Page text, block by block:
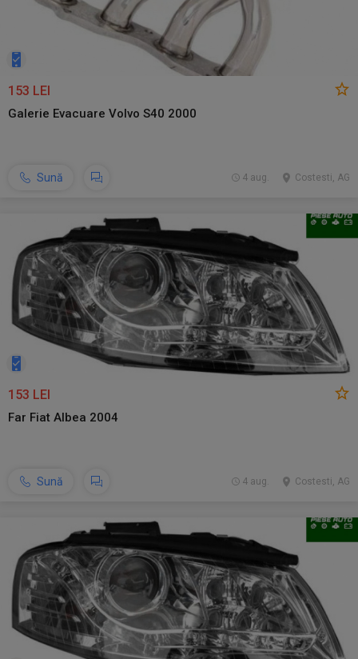
153 LEI
Galerie Evacuare Volvo S40 2000
Sună Costesti, AG
4 aug.
153 LEI
Far Fiat Albea 2004
Sună Costesti, AG
4 aug.